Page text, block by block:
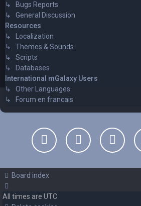
↳ Bugs Reports
↳ General Discussion
Resources
↳ Localization
↳ Themes & Sounds
↳ Scripts
↳ Databases
International mGalaxy Users
↳ Other Languages
↳ Forum en francais
Board index
All times are UTC